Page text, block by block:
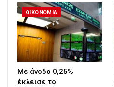
ΟΙΚΟΝΟΜΙΑ
Με άνοδο 0,25%
έκλεισε το